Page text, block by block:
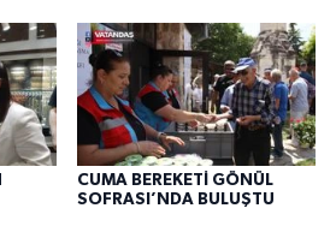
CUMA BEREKETİ GÖNÜL
SOFRASI’NDA BULUŞTU